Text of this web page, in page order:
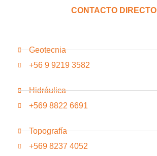
CONTACTO DIRECTO
Geotecnia
+56 9 9219 3582
Hidráulica
+569 8822 6691
Topografía
+569 8237 4052